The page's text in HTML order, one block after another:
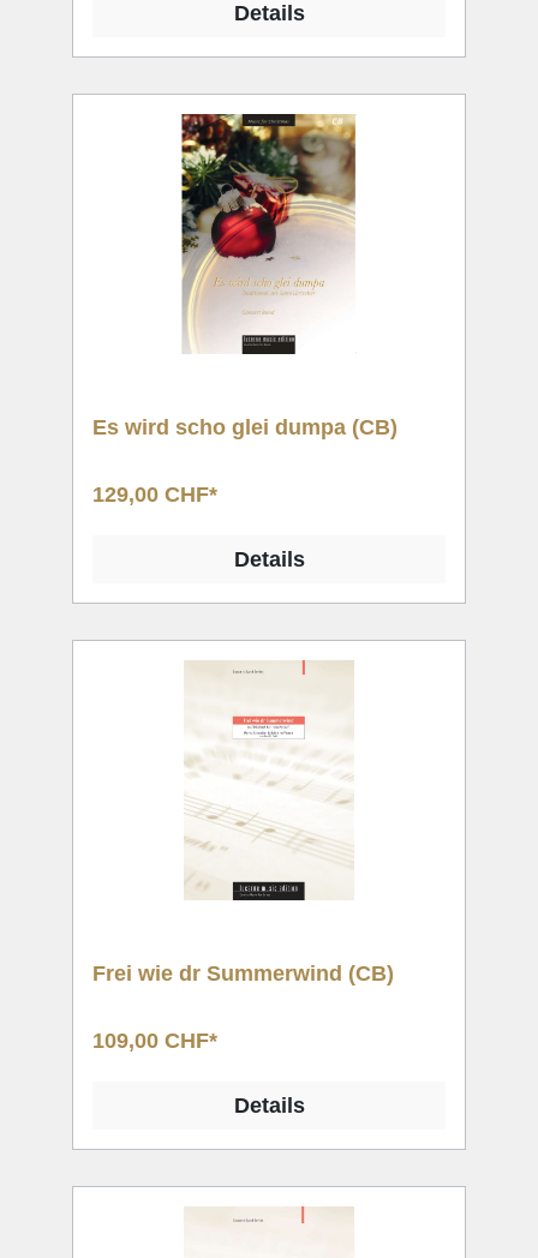
Details
Es wird scho glei dumpa (CB)
129,00 CHF*
Details
Frei wie dr Summerwind (CB)
109,00 CHF*
Details